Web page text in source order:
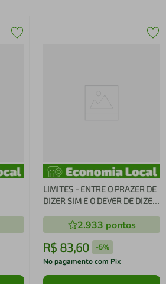
LIMITES - ENTRE O PRAZER DE
DIZER SIM E O DEVER DE DIZER
2.933 pontos
R$ 83,60 -5%
No pagamento com Pix